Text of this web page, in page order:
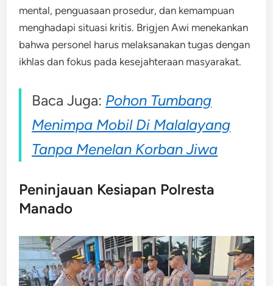
mental, penguasaan prosedur, dan kemampuan
menghadapi situasi kritis. Brigjen Awi menekankan
bahwa personel harus melaksanakan tugas dengan
ikhlas dan fokus pada kesejahteraan masyarakat.
Baca Juga: Pohon Tumbang
Menimpa Mobil Di Malalayang
Tanpa Menelan Korban Jiwa
Peninjauan Kesiapan Polresta
Manado